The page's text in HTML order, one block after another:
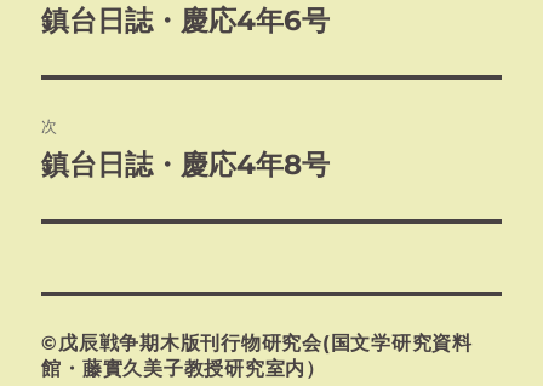
稿
ビ
ゲ
ー
ン
前
投
稿:
鎮台日誌・慶応4年6号
次
次
投
鎮台日誌・慶応4年8号
©戊辰戦争期木版刊行物研究会(国文学研究資料
館・藤實久美子教授研究室内）